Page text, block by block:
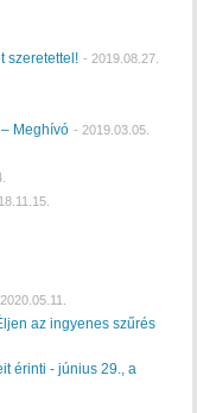
szeretettel! - 2019.08.27.
Meghívó - 2019.03.05.
2020.05.11.
az ingyenes szűrés
érinti - június 29., a